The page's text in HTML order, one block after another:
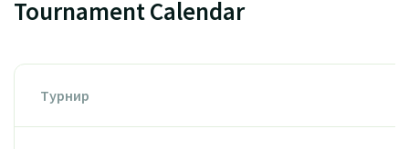
Tournament Calendar
Турнир